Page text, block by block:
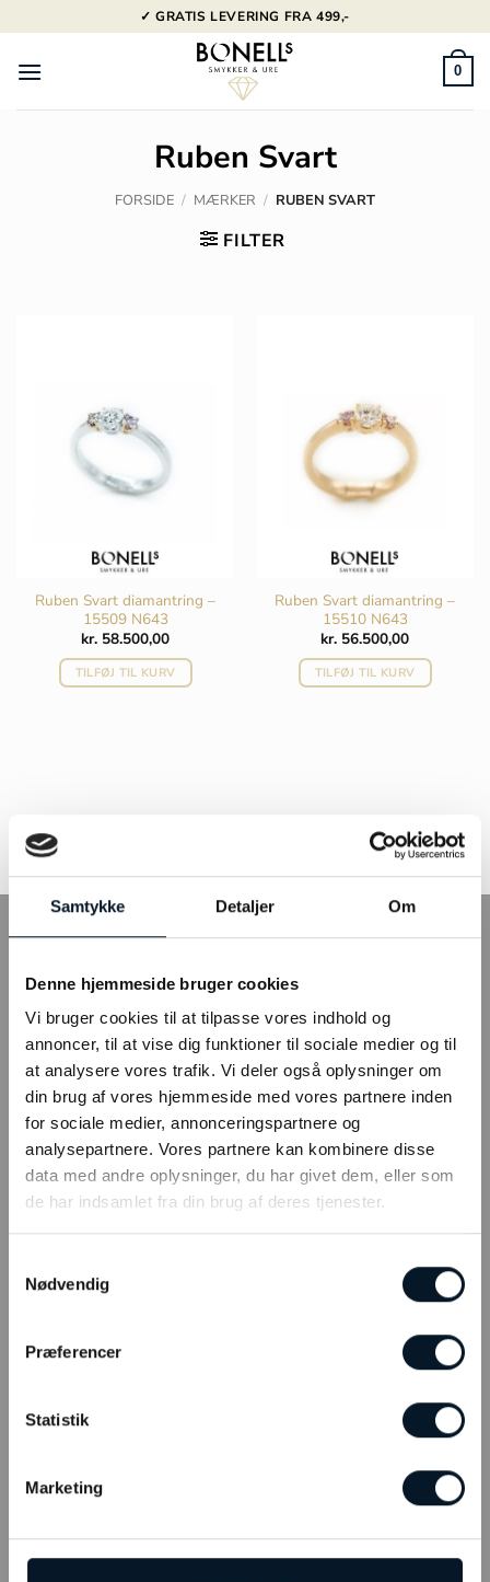
Samtykke Detaljer Om
Denne hjemmeside bruger cookies
Vi bruger cookies til at tilpasse vores indhold og
annoncer, til at vise dig funktioner til sociale medier og til
at analysere vores trafik. Vi deler også oplysninger om
din brug af vores hjemmeside med vores partnere inden
for sociale medier, annonceringspartnere og
analysepartnere. Vores partnere kan kombinere disse
data med andre oplysninger, du har givet dem, eller som
de har indsamlet fra din brug af deres tjenester.
Nødvendig
Præferencer
Statistik
Marketing
til
indhold
✓ GRATIS LEVERING FRA 499,-
0
Ruben Svart
FORSIDE / MÆRKER / RUBEN SVART
FILTER
Ruben Svart diamantring –
15509 N643
kr. 58.500,00
TILFØJ TIL KURV
Ruben Svart diamantring –
15510 N643
kr. 56.500,00
TILFØJ TIL KURV
Køb Ruben Svart smykker
INFO
Tilmeld kundeklub
Fysisk butik
Webshop
Bonell’s Smykker & Ure Fields
Arne Jacobsens Allé 12, butik 105 C/O Field’s
2300 København
CVR: 27640095
Lør. – 10.00-20.00
Tlf:32 62 06 45
Marketing:marketing@bonells.dk